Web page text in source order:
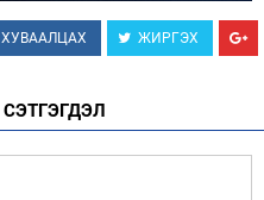
ХУВААЛЦАХ ЖИРГЭХ
СЭТГЭГДЭЛ